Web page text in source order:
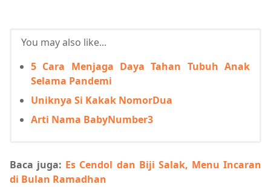
You may also like...
5 Cara Menjaga Daya Tahan Tubuh Anak
Selama Pandemi
Uniknya Si Kakak NomorDua
Arti Nama BabyNumber3
Baca juga: Es Cendol dan Biji Salak, Menu Incaran
di Bulan Ramadhan